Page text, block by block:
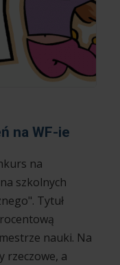
na WF-ie
na
szkolnych
Tytuł
nauki. Na
rzeczowe, a